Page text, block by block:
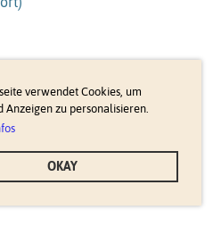
verwendet Cookies, um
Anzeigen zu personalisieren.
OKAY